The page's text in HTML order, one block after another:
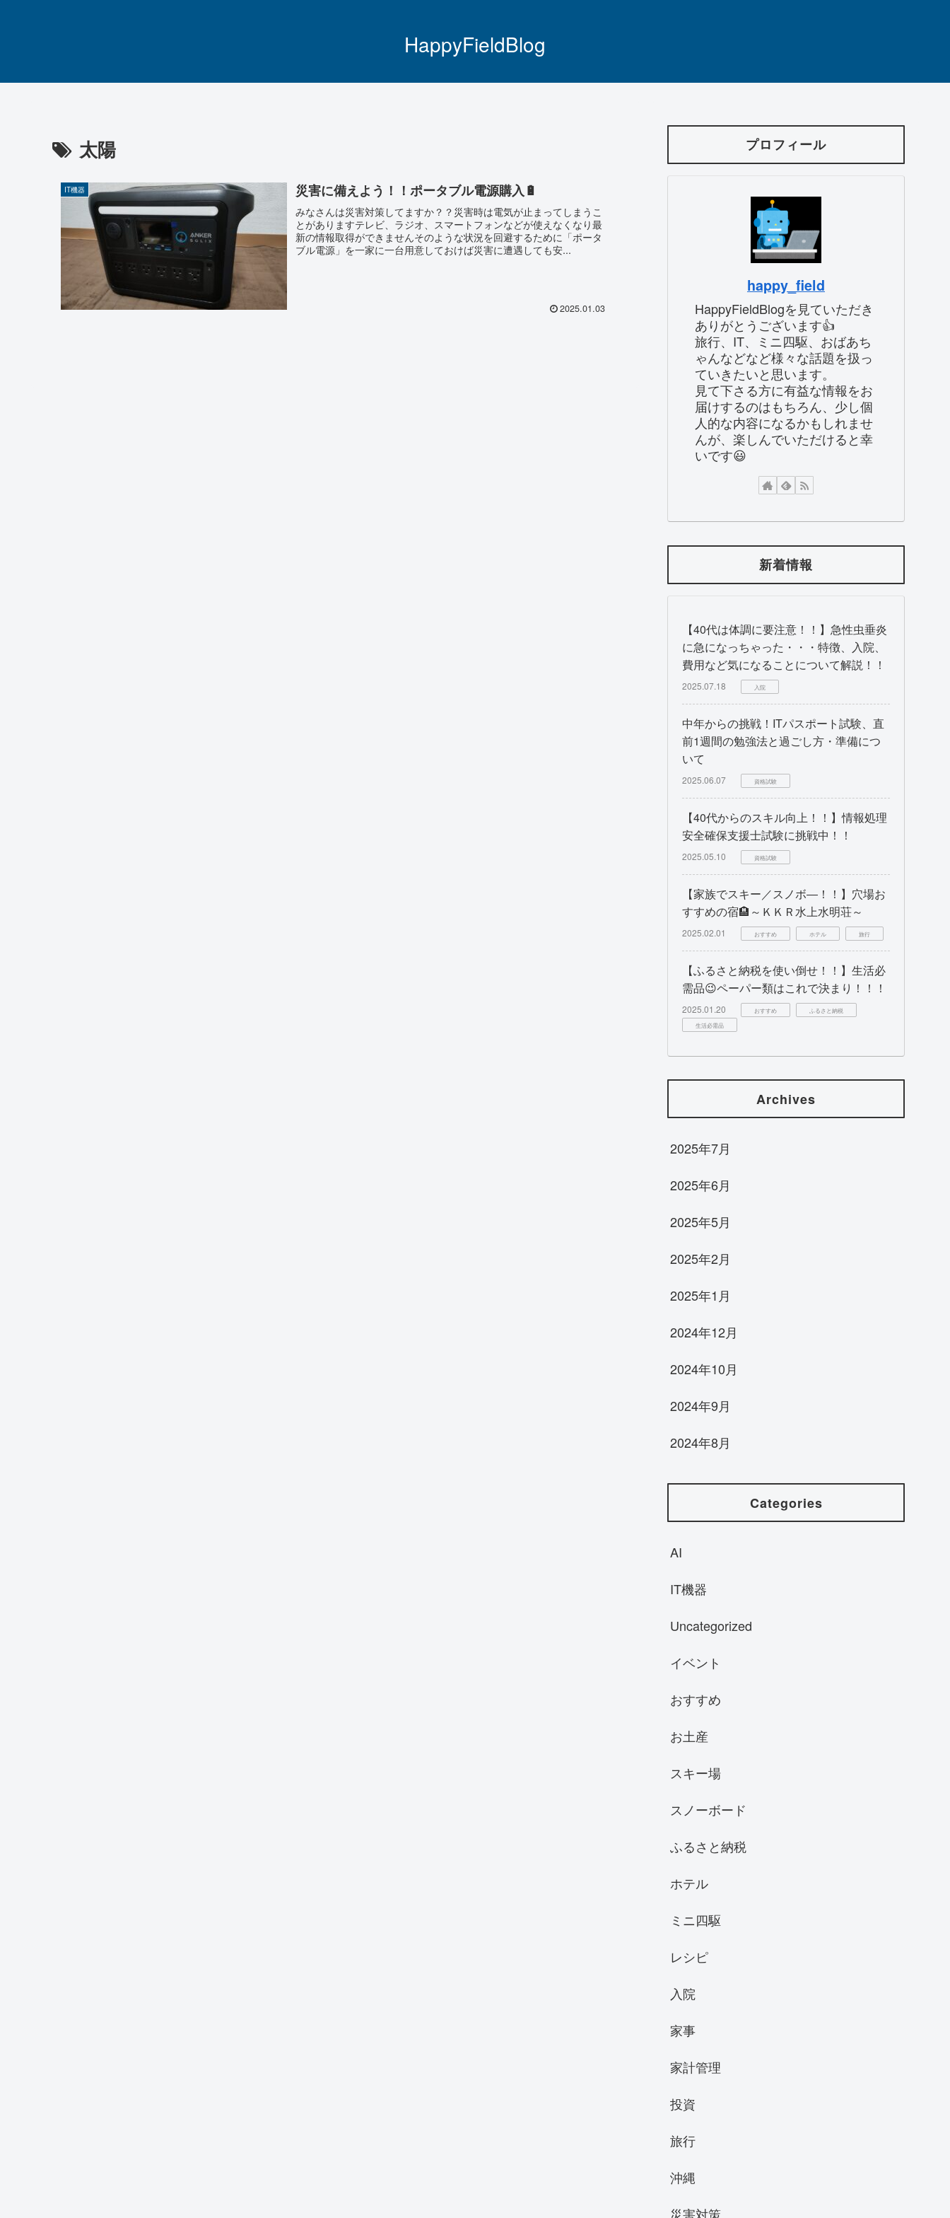
HappyFieldBlog
太陽
IT機器 災害に備えよう！！ポータブル電源購入🔋
みなさんは災害対策してますか？？災害時は電気が止まってしまうこ
とがありますテレビ、ラジオ、スマートフォンなどが使えなくなり最
新の情報取得ができませんそのような状況を回避するために「ポータ
ブル電源」を一家に一台用意しておけば災害に遭遇しても安...
2025.01.03
プロフィール
happy_field
HappyFieldBlogを見ていただき
ありがとうございます👍
旅行、IT、ミニ四駆、おばあち
ゃんなどなど様々な話題を扱っ
ていきたいと思います。
見て下さる方に有益な情報をお
届けするのはもちろん、少し個
人的な内容になるかもしれませ
んが、楽しんでいただけると幸
いです😃
新着情報
【40代は体調に要注意！！】急性虫垂炎
に急になっちゃった・・・特徴、入院、
費用など気になることについて解説！！
2025.07.18 入院
中年からの挑戦！ITパスポート試験、直
前1週間の勉強法と過ごし方・準備につ
いて
2025.06.07 資格試験
【40代からのスキル向上！！】情報処理
安全確保支援士試験に挑戦中！！
2025.05.10 資格試験
【家族でスキー／スノボ―！！】穴場お
すすめの宿🏨～ＫＫＲ水上水明荘～
2025.02.01 おすすめ ホテル 旅行
【ふるさと納税を使い倒せ！！】生活必
需品😉ペーパー類はこれで決まり！！！
2025.01.20 おすすめ
ふるさと納税
生活必需品
Archives
2025年7月
2025年6月
2025年5月
2025年2月
2025年1月
2024年12月
2024年10月
2024年9月
2024年8月
Categories
AI
IT機器
Uncategorized
イベント
おすすめ
お土産
スキー場
スノーボード
ふるさと納税
ホテル
ミニ四駆
レシピ
入院
家事
家計管理
投資
旅行
沖縄
災害対策